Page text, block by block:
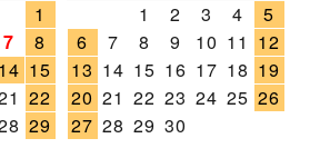
1
7
8
14 15
22
29
1
2 3 4
5
6
7 8 9 10 11 12
13 14 15 16 17 18 19
20 21 22 23 24 25 26
27 28 29 30